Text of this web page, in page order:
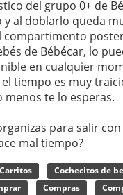
del grupo 0+ de
al doblarlo queda
compartimento
de Bébécar, lo
en cualquier
tiempo es muy
menos te lo esperas.
para salir
mal tiempo?
Carritos
Cochecitos de
Compras